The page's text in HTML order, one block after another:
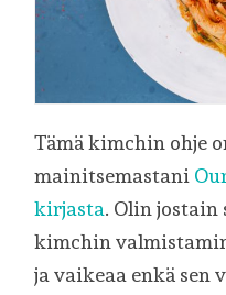
Tämä kimchin ohje
mainitsemastani
kirjasta. Olin jostain
kimchin
ja vaikeaa enkä sen